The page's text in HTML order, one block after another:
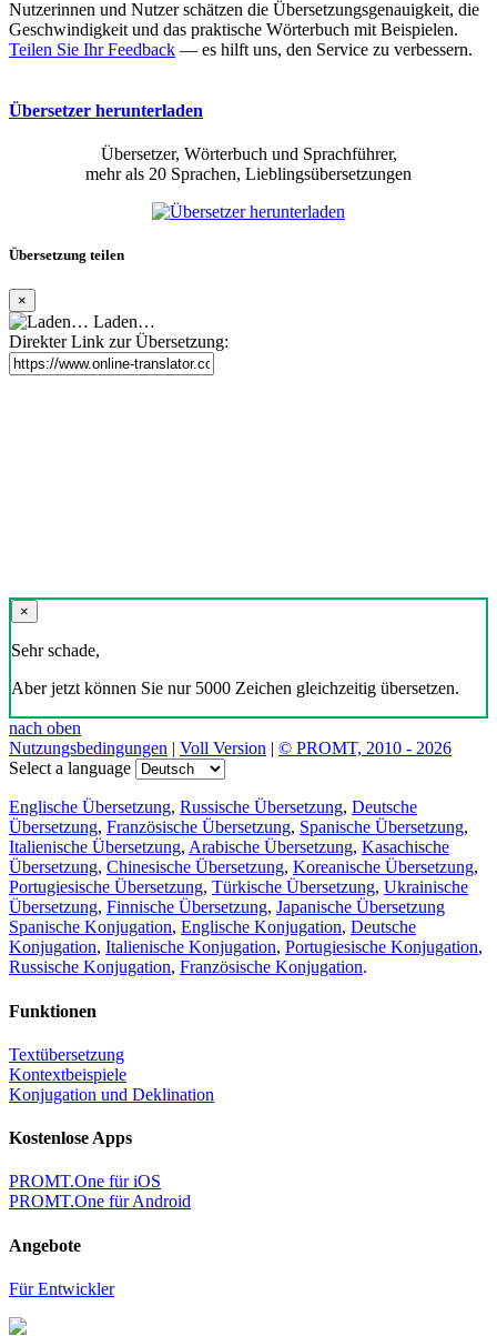
Nutzerinnen und Nutzer schätzen die Übersetzungsgenauigkeit, die
Geschwindigkeit und das praktische Wörterbuch mit Beispielen.
Teilen Sie Ihr Feedback — es hilft uns, den Service zu verbessern.
Übersetzer herunterladen
Übersetzer, Wörterbuch und Sprachführer,
mehr als 20 Sprachen, Lieblingsübersetzungen
Übersetzung teilen
×
Laden…
Direkter Link zur Übersetzung:
×
Sehr schade,
Aber jetzt können Sie nur 5000 Zeichen gleichzeitig übersetzen.
nach oben
Nutzungsbedingungen | Voll Version | © PROMT, 2010 - 2026
Select a language
Englische Übersetzung, Russische Übersetzung, Deutsche
Übersetzung, Französische Übersetzung, Spanische Übersetzung,
Italienische Übersetzung, Arabische Übersetzung, Kasachische
Übersetzung, Chinesische Übersetzung, Koreanische Übersetzung,
Portugiesische Übersetzung, Türkische Übersetzung, Ukrainische
Übersetzung, Finnische Übersetzung, Japanische Übersetzung
Spanische Konjugation, Englische Konjugation, Deutsche
Konjugation, Italienische Konjugation, Portugiesische Konjugation,
Russische Konjugation, Französische Konjugation.
Funktionen
Textübersetzung
Kontextbeispiele
Konjugation und Deklination
Kostenlose Apps
PROMT.One für iOS
PROMT.One für Android
Angebote
Für Entwickler